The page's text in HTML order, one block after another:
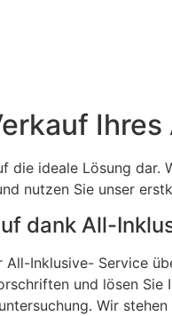
Ihres
die ideale Lösung dar.
nutzen Sie unser
dank All-
Inklusive- Service
und lösen Sie
Wir